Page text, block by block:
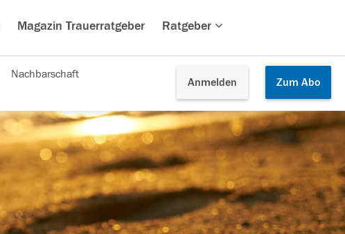
Magazin Trauerratgeber Ratgeber
Anmelden Zum Abo
Nachbarschaft